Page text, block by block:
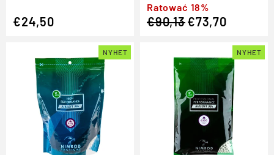
€24,50
Ratować 18%
Regular
price
€90,13
Sale
price
€73,70
NYHET NYHET